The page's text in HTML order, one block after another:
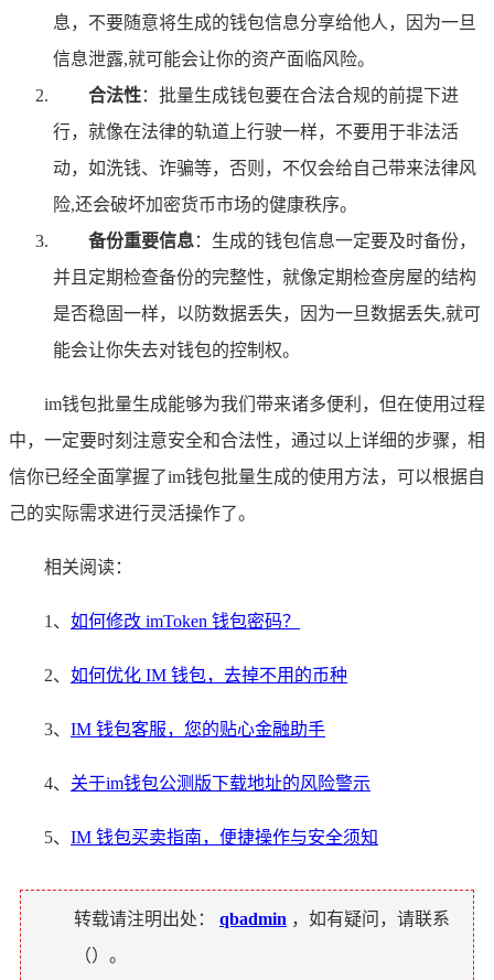
息，不要随意将生成的钱包信息分享给他人，因为一旦
信息泄露,就可能会让你的资产面临风险。
合法性：批量生成钱包要在合法合规的前提下进
行，就像在法律的轨道上行驶一样，不要用于非法活
动，如洗钱、诈骗等，否则，不仅会给自己带来法律风
险,还会破坏加密货币市场的健康秩序。
备份重要信息：生成的钱包信息一定要及时备份，
并且定期检查备份的完整性，就像定期检查房屋的结构
是否稳固一样，以防数据丢失，因为一旦数据丢失,就可
能会让你失去对钱包的控制权。
im钱包批量生成能够为我们带来诸多便利，但在使用过程
中，一定要时刻注意安全和合法性，通过以上详细的步骤，相
信你已经全面掌握了im钱包批量生成的使用方法，可以根据自
己的实际需求进行灵活操作了。
相关阅读：
1、 如何修改 imToken 钱包密码？
2、 如何优化 IM 钱包，去掉不用的币种
3、 IM 钱包客服，您的贴心金融助手
4、 关于im钱包公测版下载地址的风险警示
5、 IM 钱包买卖指南，便捷操作与安全须知
转载请注明出处： qbadmin ，如有疑问，请联系
（）。